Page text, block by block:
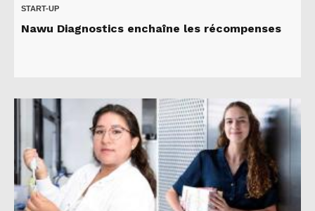
START-UP
Nawu Diagnostics enchaîne les récompenses